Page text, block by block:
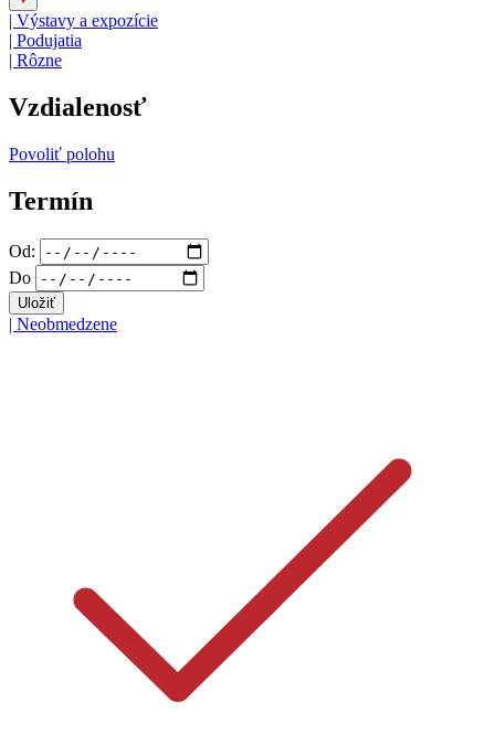
Výstavy a expozície
Podujatia
Rôzne
Vzdialenosť
Povoliť polohu
Termín
Od:
Do
| Neobmedzene